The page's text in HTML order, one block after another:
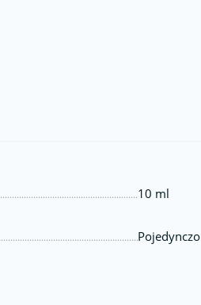
10 ml
Pojedynczo